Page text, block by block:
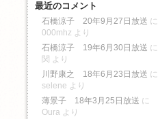
最近のコメント
石橋涼子 20年9月27日放送 に
000mhz より
石橋涼子 19年6月30日放送 に
関 より
川野康之 18年6月23日放送 に
selene より
薄景子 18年3月25日放送 に
Oura より